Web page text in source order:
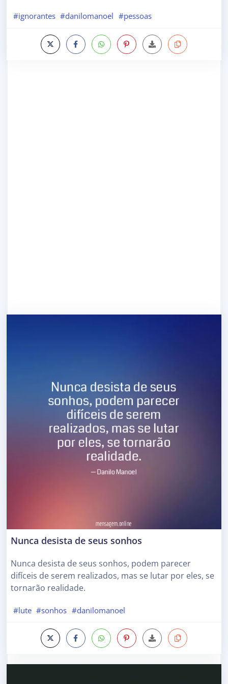
#ignorantes #danilomanoel #pessoas
Nunca desista de seus sonhos
Nunca desista de seus sonhos, podem parecer
difíceis de serem realizados, mas se lutar por eles, se
tornarão realidade.
#lute #sonhos #danilomanoel